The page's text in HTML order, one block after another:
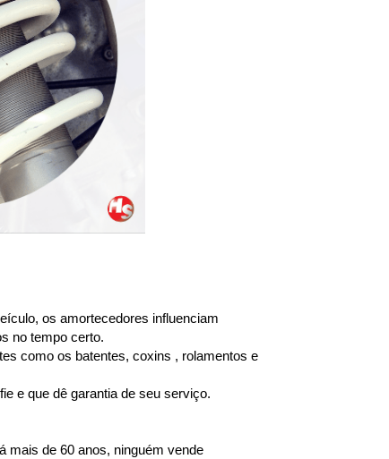
os amortecedores influenciam
no tempo certo.
como os batentes, coxins , rolamentos e
e que dê garantia de seu serviço.
mais de 60 anos, ninguém vende